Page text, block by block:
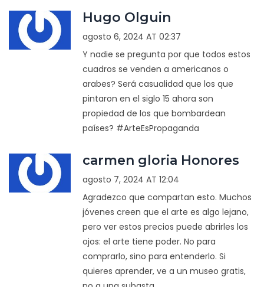
Hugo Olguin
agosto 6, 2024 AT 02:37
Y nadie se pregunta por que todos estos
cuadros se venden a americanos o
arabes? Será casualidad que los que
pintaron en el siglo 15 ahora son
propiedad de los que bombardean
países? #ArteEsPropaganda
carmen gloria Honores
agosto 7, 2024 AT 12:04
Agradezco que compartan esto. Muchos
jóvenes creen que el arte es algo lejano,
pero ver estos precios puede abrirles los
ojos: el arte tiene poder. No para
comprarlo, sino para entenderlo. Si
quieres aprender, ve a un museo gratis,